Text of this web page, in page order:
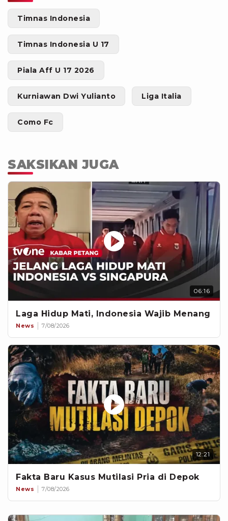
Timnas Indonesia
Timnas Indonesia U 17
Piala Aff U 17 2026
Kurniawan Dwi Yulianto Liga Italia
Como Fc
SAKSIKAN JUGA
06:16
Laga Hidup Mati, Indonesia Wajib Menang
News 7/08/2026
12:21
Fakta Baru Kasus Mutilasi Pria di Depok
News 7/08/2026